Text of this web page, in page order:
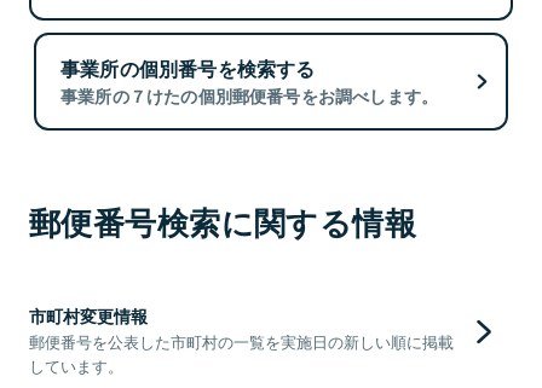
事業所の個別番号を検索する
事業所の７けたの個別郵便番号をお調べします。
郵便番号検索に関する情報
市町村変更情報
郵便番号を公表した市町村の一覧を実施日の新しい順に掲載
しています。